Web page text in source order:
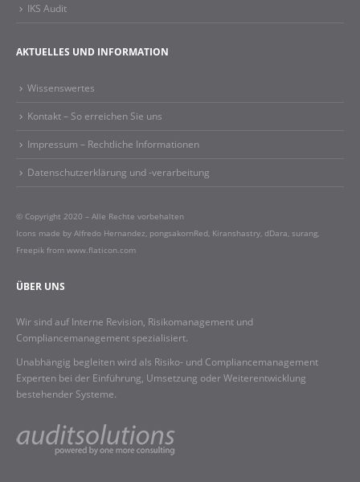
IKS Audit
AKTUELLES UND INFORMATION
Wissenswertes
Kontakt – So erreichen Sie uns
Impressum – Rechtliche Informationen​
Datenschutzerklärung und -verarbeitung
© Copyright 2020 – Alle Rechte vorbehalten
Icons made by Alfredo Hernandez pongsakornRed Kiranshastry dDara surang
Freepik from www.flaticon.com
ÜBER UNS
Wir sind auf Interne Revision, Risikomanagement und
Compliancemanagement spezialisiert.
Unabhängig begleiten wird als Risiko- und Compliancemanagement
Experten bei der Einführung, Umsetzung oder Weiterentwicklung
bestehender Systeme.